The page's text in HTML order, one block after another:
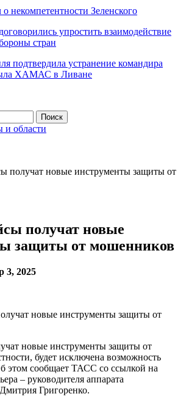
некомпетентности Зеленского
упростить взаимодействие
стран
подтвердила устранение командира
ХАМАС в Ливане
получат новые инструменты защиты от
получат новые
защиты от мошенников
3, 2025
новые инструменты защиты от
будет исключена возможность
этом сообщает ТАСС со ссылкой на
– руководителя аппарата
Григоренко.